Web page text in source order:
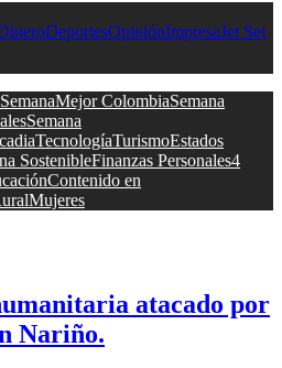
DeportesOpiniónImpresaJet Set
Mejor ColombiaSemana
Semana
TecnologíaTurismoEstados
SostenibleFinanzas Personales4
Contenido en
Mujeres
atacado por
Nariño.